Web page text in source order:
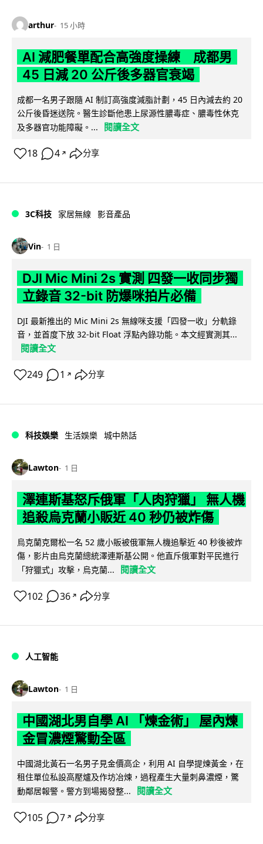
arthur 15 小時
AI 減肥餐單配合高強度操練 成都男
45 日減 20 公斤後多器官衰竭
成都一名男子跟隨 AI 制訂高強度減脂計劃，45 日內減去約 20
公斤後昏迷送院。醫生診斷他患上尿源性膿毒症、膿毒性休克
及多器官功能障礙。...
閱讀全文
18 4 ↗ 分享
3C科技 家居無線 影音產品
Vin 1 日
DJI Mic Mini 2s 實測 四發一收同步獨
立錄音 32-bit 防爆咪拍片必備
DJI 最新推出的 Mic Mini 2s 無線咪支援「四發一收」分軌錄
音，並首度下放 32-bit Float 浮點內錄功能。本文經實測其...
閱讀全文
249 1 ↗ 分享
科技娛樂 生活娛樂 城中熱話
Lawton 1 日
澤連斯基怒斥俄軍「人肉狩獵」 無人機
追殺烏克蘭小販近 40 秒仍被炸傷
烏克蘭克爾松一名 52 歲小販被俄軍無人機追擊近 40 秒後被炸
傷，影片由烏克蘭總統澤連斯基公開。他直斥俄軍對平民進行
「狩獵式」攻擊，烏克蘭...
閱讀全文
102 36 ↗ 分享
人工智能
Lawton 1 日
中國湖北男自學 AI 「煉金術」 屋內煉
金冒濃煙驚動全區
中國湖北黃石一名男子見金價高企，利用 AI 自學提煉黃金，在
租住單位私設高壓爐及作坊冶煉，過程產生大量刺鼻濃煙，驚
動鄰居報警。警方到場揭發整...
閱讀全文
105 7 ↗ 分享